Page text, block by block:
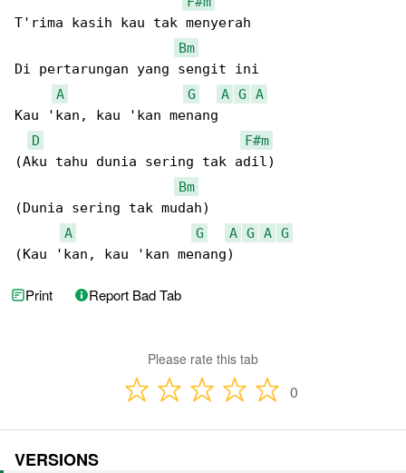
T'rima kasih kau tak menyerah
Bm
Di pertarungan yang sengit ini
A
G A G
A
Kau 'kan, kau 'kan menang
D
F#m
(Aku tahu dunia sering tak adil)
Bm
(Dunia sering tak mudah)
A
G A G A G
(Kau 'kan, kau 'kan menang)
Print Report Bad Tab
Please rate this tab
0
VERSIONS